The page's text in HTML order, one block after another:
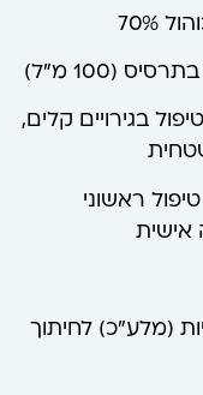
(100 מ"ל)
בגירויים קלים,
ראשוני
אישית
(מלע"כ) לחיתוך